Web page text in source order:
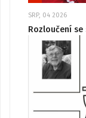
SRP, 04 2026
Rozloučení